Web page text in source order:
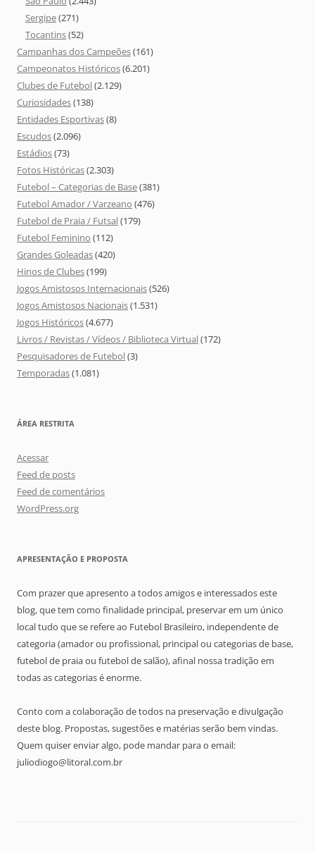
Sergipe(271)
Tocantins(52)
Campanhas dos Campeões(161)
Campeonatos Históricos(6.201)
Clubes de Futebol(2.129)
Curiosidades(138)
Entidades Esportivas(8)
Escudos(2.096)
Estádios(73)
Fotos Históricas(2.303)
Futebol – Categorias de Base(381)
Futebol Amador / Varzeano (476)
Futebol de Praia / Futsal(179)
Futebol Feminino (112)
Grandes Goleadas(420)
Hinos de Clubes(199)
Jogos Amistosos Internacionais(526)
Jogos Amistosos Nacionais(1.531)
Jogos Históricos(4.677)
Livros / Revistas / Vídeos / Biblioteca Virtual(172)
Pesquisadores de Futebol(3)
Temporadas(1.081)
ÁREA RESTRITA
Acessar
Feed de posts
Feed de comentários
WordPress.org
APRESENTAÇÃO E PROPOSTA
Com prazer que apresento a todos amigos e interessados este
blog, que tem como finalidade principal, preservar em um único
local tudo que se refere ao Futebol Brasileiro, independente de
categoria (amador ou profissional, principal ou categorias de base,
futebol de praia ou futebol de salão), afinal nossa tradição em
todas as categorias é enorme.
Conto com a colaboração de todos na preservação e divulgação
deste blog. Propostas, sugestões e matérias serão bem vindas.
Quem quiser enviar algo, pode mandar para o email:
juliodiogo@litoral.com.br